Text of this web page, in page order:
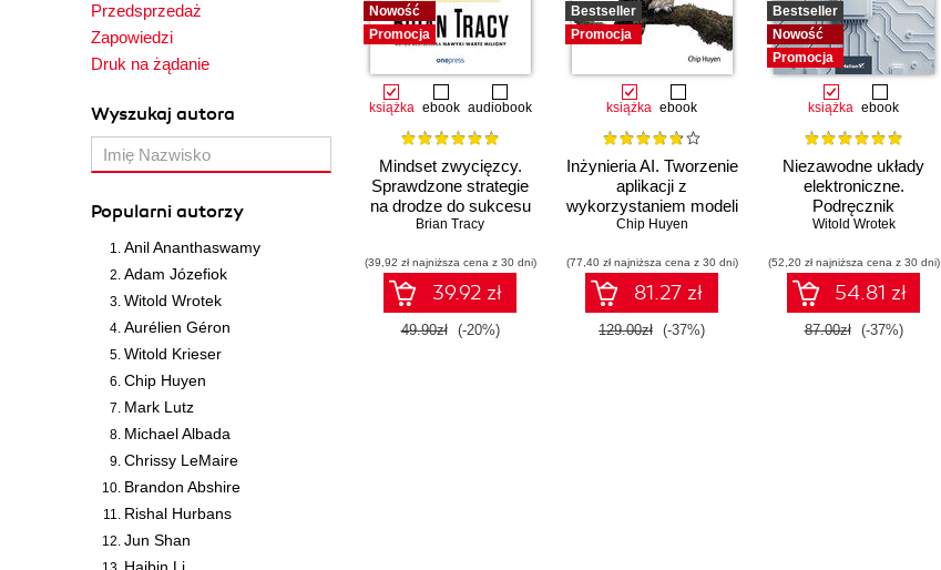
Przedsprzedaż
Zapowiedzi
Druk na żądanie
Wyszukaj autora
Popularni autorzy
Anil Ananthaswamy
Adam Józefiok
Witold Wrotek
Aurélien Géron
Witold Krieser
Chip Huyen
Mark Lutz
Michael Albada
Chrissy LeMaire
Brandon Abshire
Rishal Hurbans
Jun Shan
Nowość
Promocja
książka ebook audiobook
Mindset zwycięzcy.
Sprawdzone strategie
na drodze do sukcesu
Brian Tracy
(39,92 zł najniższa cena z 30 dni)
39.92 zł
49.90zł (-20%)
Bestseller
Promocja
książka ebook
Inżynieria AI. Tworzenie
aplikacji z
wykorzystaniem modeli
bazowych
Chip Huyen
(77,40 zł najniższa cena z 30 dni)
81.27 zł
129.00zł (-37%)
Bestseller
Nowość
Promocja
książka ebook
Niezawodne układy
elektroniczne.
Podręcznik
konstruktora
Witold Wrotek
(52,20 zł najniższa cena z 30 dni)
54.81 zł
87.00zł (-37%)